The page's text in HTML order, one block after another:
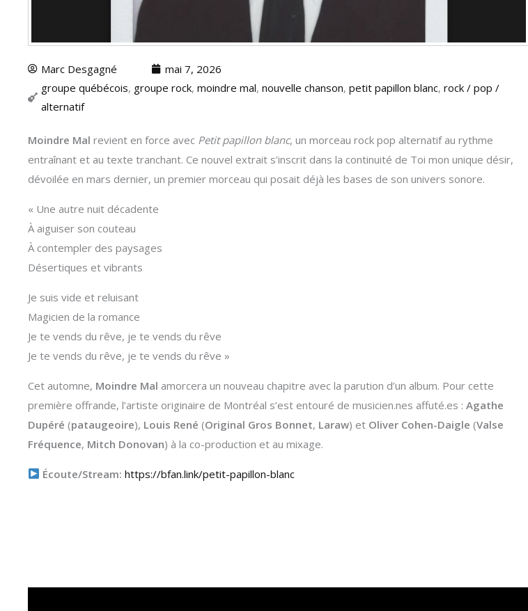
Marc Desgagné
mai 7, 2026
groupe québécois, groupe rock, moindre mal, nouvelle chanson, petit papillon blanc, rock / pop /
alternatif
Moindre Mal revient en force avec Petit papillon blanc, un morceau rock pop alternatif au rythme
entraînant et au texte tranchant. Ce nouvel extrait s’inscrit dans la continuité de Toi mon unique désir,
dévoilée en mars dernier, un premier morceau qui posait déjà les bases de son univers sonore.
« Une autre nuit décadente
À aiguiser son couteau
À contempler des paysages
Désertiques et vibrants
Je suis vide et reluisant
Magicien de la romance
Je te vends du rêve, je te vends du rêve
Je te vends du rêve, je te vends du rêve »
Cet automne, Moindre Mal amorcera un nouveau chapitre avec la parution d’un album. Pour cette
première offrande, l’artiste originaire de Montréal s’est entouré de musicien.nes affuté.es : Agathe
Dupéré (pataugeoire), Louis René (Original Gros Bonnet, Laraw) et Oliver Cohen-Daigle (Valse
Fréquence, Mitch Donovan) à la co-production et au mixage.
Écoute/Stream: https://bfan.link/petit-papillon-blanc